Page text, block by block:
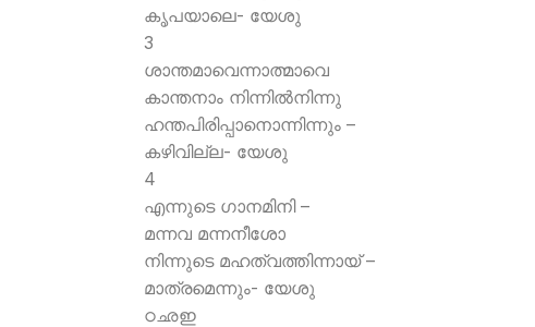
കൃപയാലെ- യേശു
3
ശാന്തമാവെന്നാത്മാവെ
കാന്തനാം നിന്നില്‍നിന്നു
ഹന്തപിരിപ്പാനൊന്നിന്നും –
കഴിവില്ല- യേശു
4
എന്നുടെ ഗാനമിനി –
മന്നവ മന്നനീശോ
നിന്നുടെ മഹത്വത്തിന്നായ് –
മാത്രമെന്നും- യേശു
ഠഛഇ